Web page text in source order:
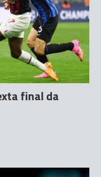
final da